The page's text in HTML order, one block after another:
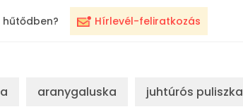
Hírlevél-feliratkozás
hűtődben?
aranygaluska juhtúrós puliszka